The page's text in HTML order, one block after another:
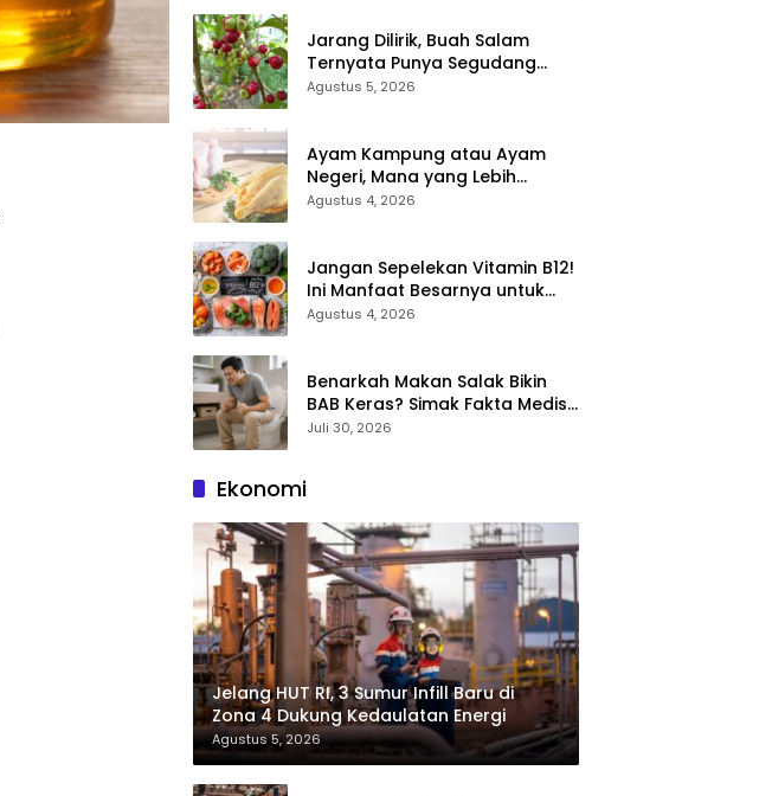
Jarang Dilirik, Buah Salam
Ternyata Punya Segudang
Manfaat untuk Kesehatan
Agustus 5, 2026
Ayam Kampung atau Ayam
Negeri, Mana yang Lebih
Sehat? Ini Perbedaan yang
Agustus 4, 2026
Jangan Sepelekan Vitamin B12!
Ini Manfaat Besarnya untuk
Energi, Otak, dan Pembentukan
Agustus 4, 2026
Benarkah Makan Salak Bikin
BAB Keras? Simak Fakta Medis
yang Masih Sering
Juli 30, 2026
Ekonomi
Jelang HUT RI, 3 Sumur Infill Baru di
Zona 4 Dukung Kedaulatan Energi
Agustus 5, 2026